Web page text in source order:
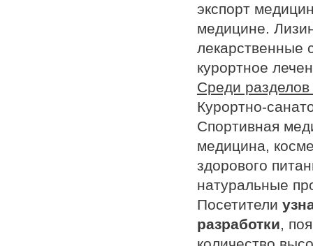
экспорт
медицине.
лекарственные
курортное
Среди
Курортно-
Спортивная
медицина,
здорового
натуральные
Посетители
разработки,